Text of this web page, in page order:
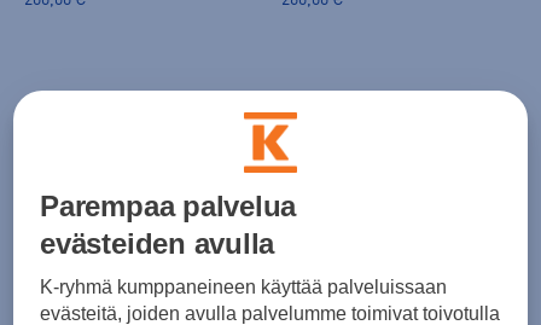
Puma
Deviate Nitro 4 - X Hyrox W
(0)
Deviate Elite 4 HYROX W
(0)
Parempaa palvelua
evästeiden avulla
K-ryhmä kumppaneineen käyttää palveluissaan
evästeitä, joiden avulla palvelumme toimivat toivotulla